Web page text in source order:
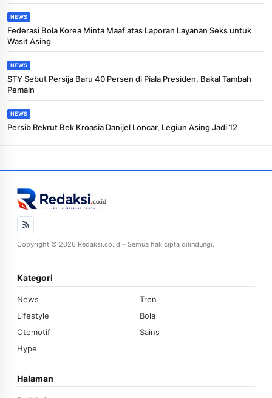
NEWS
Federasi Bola Korea Minta Maaf atas Laporan Layanan Seks untuk
Wasit Asing
NEWS
STY Sebut Persija Baru 40 Persen di Piala Presiden, Bakal Tambah
Pemain
NEWS
Persib Rekrut Bek Kroasia Danijel Loncar, Legiun Asing Jadi 12
Copyright © 2026 Redaksi.co.id – Semua hak cipta dilindungi.
Kategori
News
Tren
Lifestyle
Bola
Otomotif
Sains
Hype
Halaman